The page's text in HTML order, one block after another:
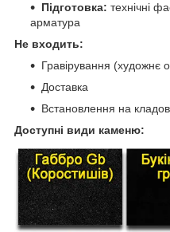
Підготовка: технічні
арматура
Не входить:
Гравірування (художнє
Доставка
Встановлення на
Доступні види каменю: